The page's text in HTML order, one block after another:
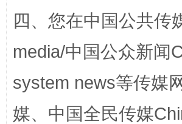
四、您在中国公共传
media/中国公众新闻
system news等传媒
媒、中国全民传媒